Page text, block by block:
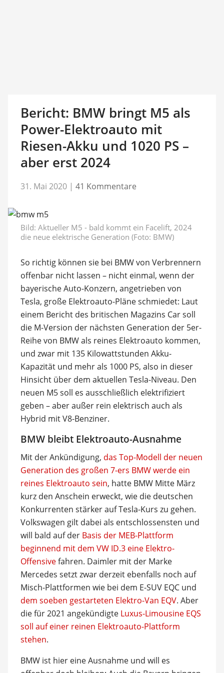
Bericht: BMW bringt M5 als
Power-Elektroauto mit
Riesen-Akku und 1020 PS –
aber erst 2024
31. Mai 2020 | 41 Kommentare
Bild: Aktueller M5 - bald kommt ein Facelift, 2024
die neue elektrische Generation (Foto: BMW)
So richtig können sie bei BMW von Verbrennern
offenbar nicht lassen – nicht einmal, wenn der
bayerische Auto-Konzern, angetrieben von
Tesla, große Elektroauto-Pläne schmiedet: Laut
einem Bericht des britischen Magazins Car soll
die M-Version der nächsten Generation der 5er-
Reihe von BMW als reines Elektroauto kommen,
und zwar mit 135 Kilowattstunden Akku-
Kapazität und mehr als 1000 PS, also in dieser
Hinsicht über dem aktuellen Tesla-Niveau. Den
neuen M5 soll es ausschließlich elektrifiziert
geben – aber außer rein elektrisch auch als
Hybrid mit V8-Benziner.
BMW bleibt Elektroauto-Ausnahme
Mit der Ankündigung, das Top-Modell der neuen
Generation des großen 7-ers BMW werde ein
reines Elektroauto sein, hatte BMW Mitte März
kurz den Anschein erweckt, wie die deutschen
Konkurrenten stärker auf Tesla-Kurs zu gehen.
Volkswagen gilt dabei als entschlossensten und
will bald auf der Basis der MEB-Plattform
beginnend mit dem VW ID.3 eine Elektro-
Offensivefahren. Daimler mit der Marke
Mercedes setzt zwar derzeit ebenfalls noch auf
Misch-Plattformen wie bei dem E-SUV EQC und
dem soeben gestarteten Elektro-Van EQV. Aber
die für 2021 angekündigte Luxus-Limousine EQS
soll auf einer reinen Elektroauto-Plattform
stehen.
BMW ist hier eine Ausnahme und will es